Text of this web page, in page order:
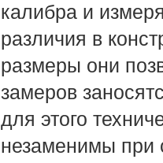
калибра и
различия в
размеры они
замеров
для этого
незаменимы при